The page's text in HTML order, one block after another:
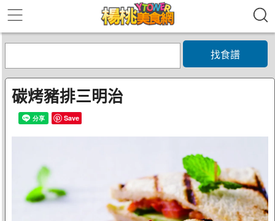
找食譜
碳烤豬排三明治
Save